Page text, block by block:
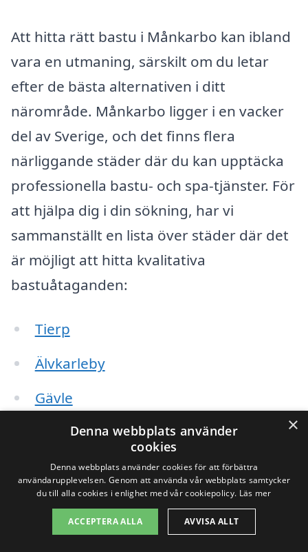
Att hitta rätt bastu i Månkarbo kan ibland
vara en utmaning, särskilt om du letar
efter de bästa alternativen i ditt
närområde. Månkarbo ligger i en vacker
del av Sverige, och det finns flera
närliggande städer där du kan upptäcka
professionella bastu- och spa-tjänster. För
att hjälpa dig i din sökning, har vi
sammanställt en lista över städer där det
är möjligt att hitta kvalitativa
bastuåtaganden:
Tierp
Älvkarleby
Gävle
Sandviken
Hofors
Bollnäs
Ockelbo
×
Denna webbplats använder
cookies
Denna webbplats använder cookies för att förbättra
användarupplevelsen. Genom att använda vår webbplats samtycker
du till alla cookies i enlighet med vår cookiepolicy. Läs mer
ACCEPTERA ALLA AVVISA ALLT